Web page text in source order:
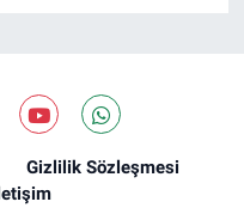
Gizlilik Sözleşmesi